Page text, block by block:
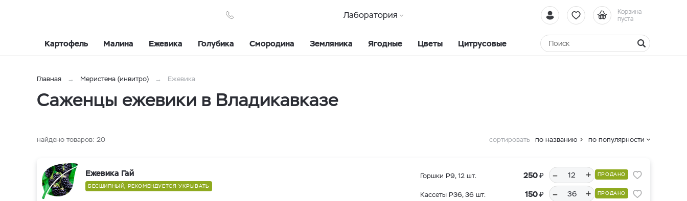
Корзина
пуста
Лаборатория
Картофель Малина Ежевика Голубика Смородина Земляника Ягодные Цветы Цитрусовые
Главная Меристема (инвитро) Ежевика
Саженцы ежевики в Владикавказе
найдено товаров: 20 сортировать по названию по популярности
Ежевика Гай
БЕСШИПНЫЙ, РЕКОМЕНДУЕТСЯ УКРЫВАТЬ
Горшки Р9, 12 шт. 250₽ – + ПРОДАНО
Кассеты Р36, 36 шт. 150₽ – + ПРОДАНО